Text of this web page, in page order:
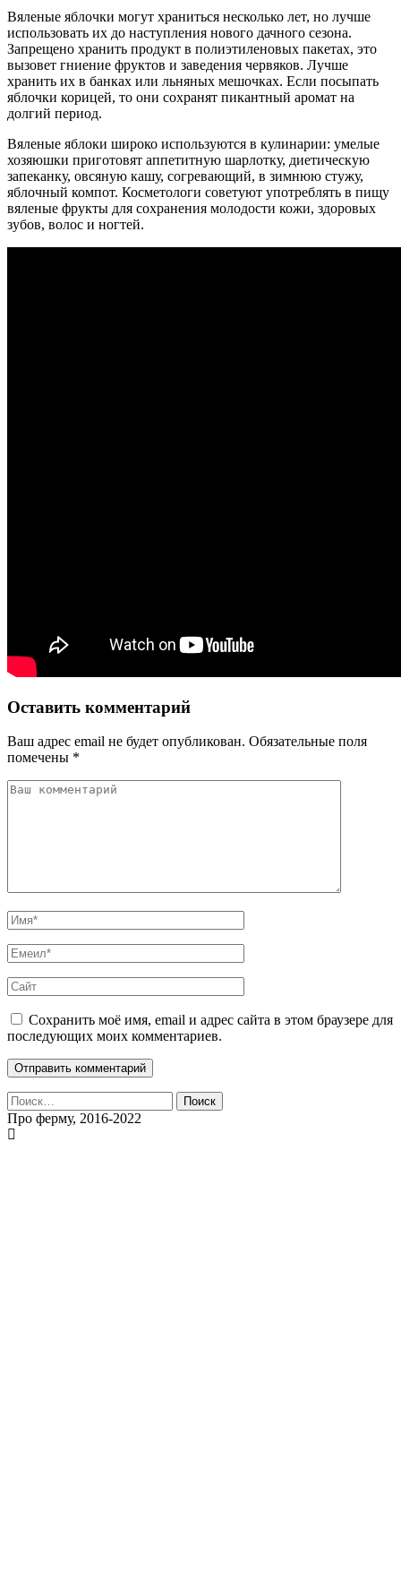
Вяленые яблочки могут храниться несколько лет, но лучше
использовать их до наступления нового дачного сезона.
Запрещено хранить продукт в полиэтиленовых пакетах, это
вызовет гниение фруктов и заведения червяков. Лучше
хранить их в банках или льняных мешочках. Если посыпать
яблочки корицей, то они сохранят пикантный аромат на
долгий период.
Вяленые яблоки широко используются в кулинарии: умелые
хозяюшки приготовят аппетитную шарлотку, диетическую
запеканку, овсяную кашу, согревающий, в зимнюю стужу,
яблочный компот. Косметологи советуют употреблять в пищу
вяленые фрукты для сохранения молодости кожи, здоровых
зубов, волос и ногтей.
Оставить комментарий
Ваш адрес email не будет опубликован. Обязательные поля
помечены *
Сохранить моё имя, email и адрес сайта в этом браузере для
последующих моих комментариев.
Найти:
Про ферму, 2016-2022